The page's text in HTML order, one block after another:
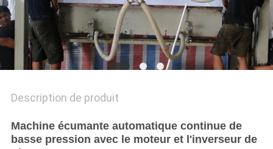
Description de produit
Machine écumante automatique continue de
basse pression avec le moteur et l'inverseur de